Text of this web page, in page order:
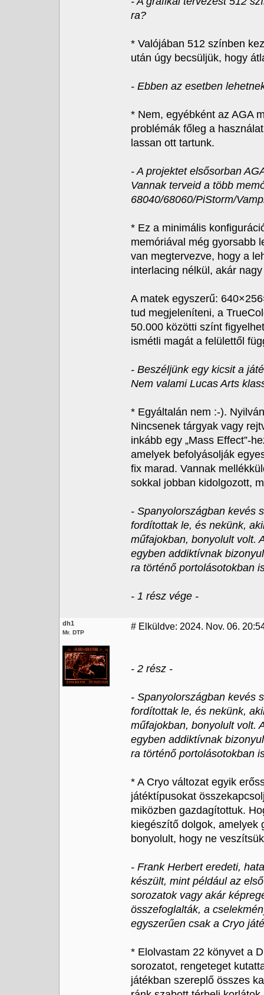
ra?
* Valójában 512 színben
után úgy becsüljük, hogy
- Ebben az esetben
* Nem, egyébként az AGA
problémák főleg a
lassan ott tartunk.
- A projektet elsősorban
Vannak terveid a több
68040/68060/PiStorm/
* Ez a minimális
memóriával még gyorsabb
van megtervezve, hogy a
interlacing nélkül, akár
A matek egyszerű:
tud megjeleníteni, a
50.000 közötti színt
ismétli magát a felülettől
- Beszéljünk egy kicsit a
Nem valami Lucas Arts
* Egyáltalán nem :-).
Nincsenek tárgyak vagy
inkább egy „Mass Effect”-
amelyek befolyásolják
fix marad. Vannak
sokkal jobban kidolgozott,
- Spanyolországban kevés
fordítottak le, és nekünk,
műfajokban, bonyolult volt.
egyben addiktívnak
ra történő portolásotokban
- 1 rész vége -
dh1
Mr. DTP
# Elküldve: 2024. Nov. 06.
- 2 rész -
- Spanyolországban kevés
fordítottak le, és nekünk,
műfajokban, bonyolult volt.
egyben addiktívnak
ra történő portolásotokban
* A Cryo változat egyik
játéktípusokat
miközben gazdagítottuk.
kiegészítő dolgok, amelyek
bonyolult, hogy ne
- Frank Herbert eredeti,
készült, mint például az
sorozatok vagy akár
összefoglalták, a
egyszerűen csak a Cryo
* Elolvastam 22 könyvet a
sorozatot, rengeteget
játékban szereplő összes